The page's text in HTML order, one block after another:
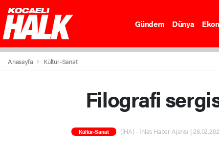
Gündem Dünya
Anasayfa Kültür-Sanat
Filografi
Kültür-Sanat (İHA) - İhlas Haber Ajansı |